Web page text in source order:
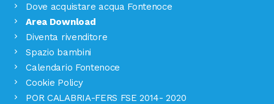
Dove acquistare acqua Fontenoce
Area Download
Diventa rivenditore
Spazio bambini
Calendario Fontenoce
Cookie Policy
POR CALABRIA-FERS FSE 2014- 2020